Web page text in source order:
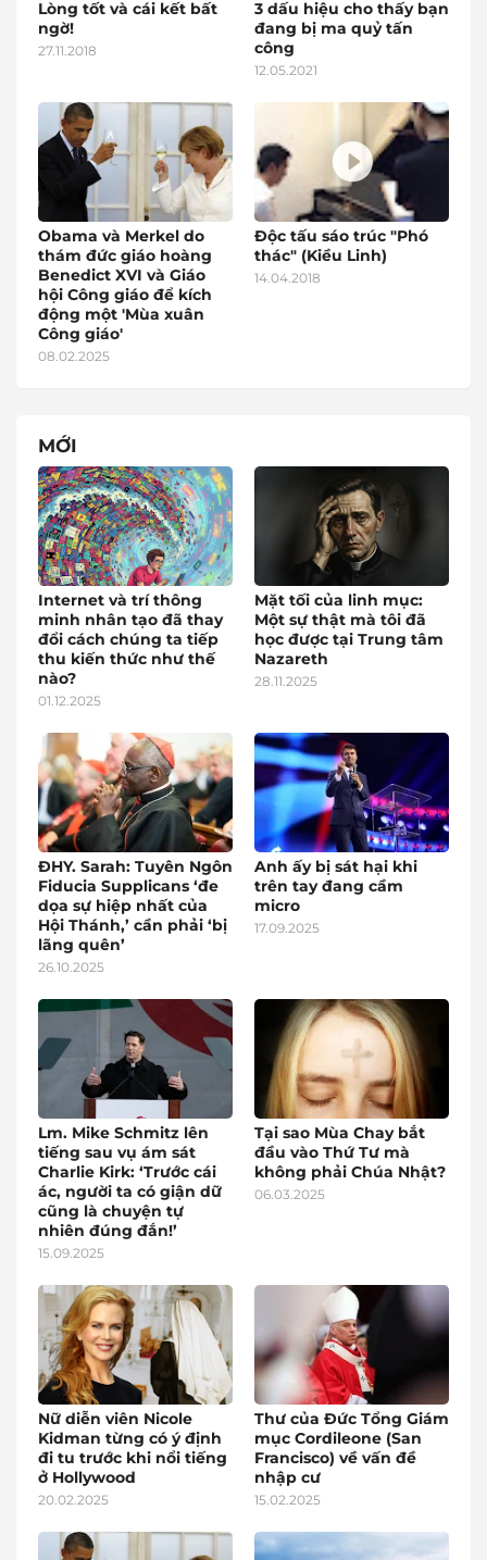
Lòng tốt và cái kết bất
ngờ!
27.11.2018
3 dấu hiệu cho thấy bạn
đang bị ma quỷ tấn
công
12.05.2021
Obama và Merkel do
thám đức giáo hoàng
Benedict XVI và Giáo
hội Công giáo để kích
động một 'Mùa xuân
Công giáo'
08.02.2025
Độc tấu sáo trúc "Phó
thác" (Kiều Linh)
14.04.2018
MỚI
Internet và trí thông
minh nhân tạo đã thay
đổi cách chúng ta tiếp
thu kiến thức như thế
nào?
01.12.2025
Mặt tối của linh mục:
Một sự thật mà tôi đã
học được tại Trung tâm
Nazareth
28.11.2025
ĐHY. Sarah: Tuyên Ngôn
Fiducia Supplicans ‘đe
dọa sự hiệp nhất của
Hội Thánh,’ cần phải ‘bị
lãng quên’
26.10.2025
Anh ấy bị sát hại khi
trên tay đang cầm
micro
17.09.2025
Lm. Mike Schmitz lên
tiếng sau vụ ám sát
Charlie Kirk: ‘Trước cái
ác, người ta có giận dữ
cũng là chuyện tự
nhiên đúng đắn!’
15.09.2025
Tại sao Mùa Chay bắt
đầu vào Thứ Tư mà
không phải Chúa Nhật?
06.03.2025
Nữ diễn viên Nicole
Kidman từng có ý định
đi tu trước khi nổi tiếng
ở Hollywood
20.02.2025
Thư của Đức Tổng Giám
mục Cordileone (San
Francisco) về vấn đề
nhập cư
15.02.2025